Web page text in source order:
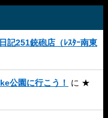
251銃砲店（ﾚｽﾀｰ南東
公園に行こう！ に ★